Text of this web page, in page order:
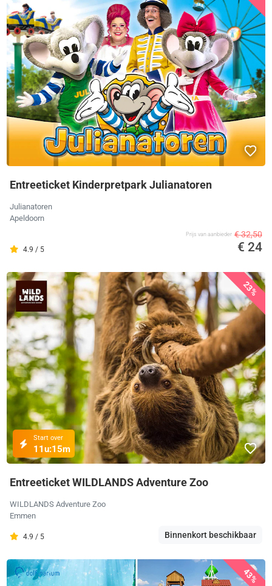
Entreeticket Kinderpretpark Julianatoren
Julianatoren
Apeldoorn
4.9 / 5
Prijs van aanbieder € 32,50
€ 24
23%
Start over
11u:15m
Entreeticket WILDLANDS Adventure Zoo
WILDLANDS Adventure Zoo
Emmen
4.9 / 5 Binnenkort beschikbaar
43%